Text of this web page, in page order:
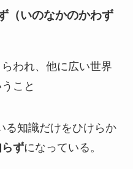
（いのなかのかわず
われ、他に広い世界
こと
る知識だけをひけらか
ずになっている。